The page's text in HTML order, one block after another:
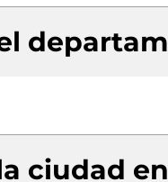
ciudad